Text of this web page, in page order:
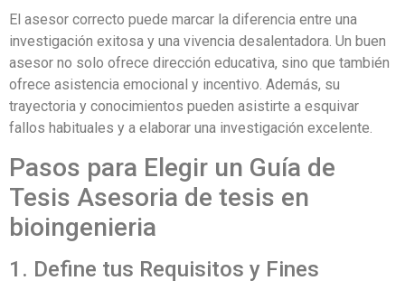
El asesor correcto puede marcar la diferencia entre una
investigación exitosa y una vivencia desalentadora. Un buen
asesor no solo ofrece dirección educativa, sino que también
ofrece asistencia emocional y incentivo. Además, su
trayectoria y conocimientos pueden asistirte a esquivar
fallos habituales y a elaborar una investigación excelente.
Pasos para Elegir un Guía de
Tesis Asesoria de tesis en
bioingenieria
1. Define tus Requisitos y Fines